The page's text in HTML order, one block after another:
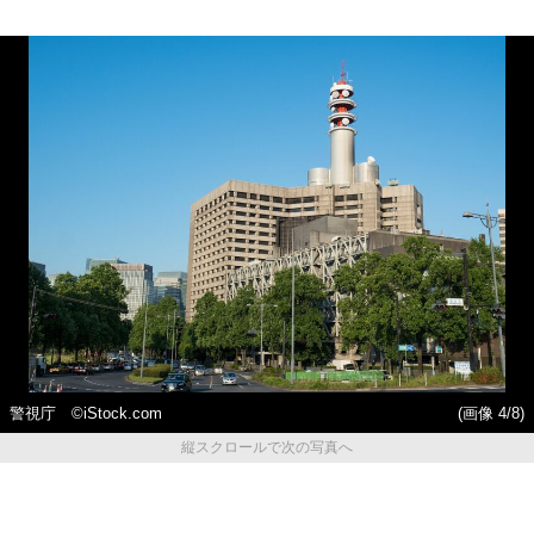
警視庁 ©️iStock.com
(画像 4/8)
縦スクロールで次の写真へ